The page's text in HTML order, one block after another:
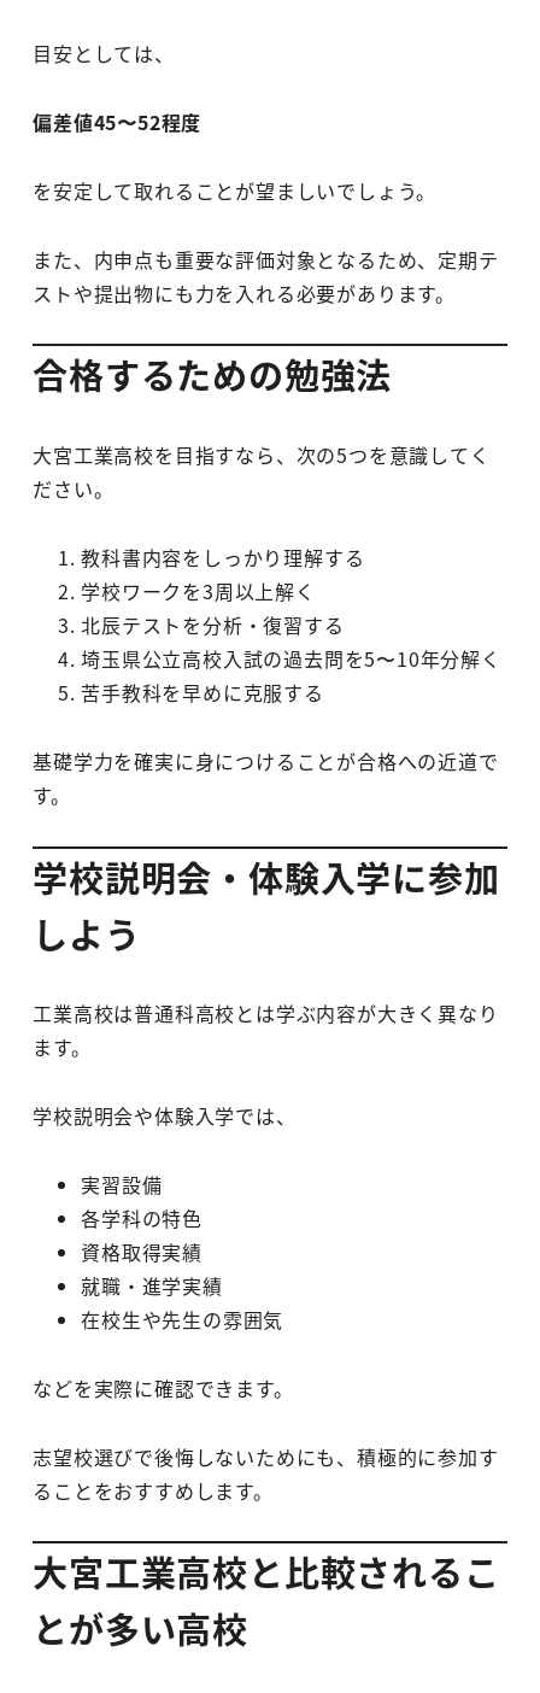
目安としては、
偏差値45〜52程度
を安定して取れることが望ましいでしょう。
また、内申点も重要な評価対象となるため、定期テ
ストや提出物にも力を入れる必要があります。
合格するための勉強法
大宮工業高校を目指すなら、次の5つを意識してく
ださい。
教科書内容をしっかり理解する
学校ワークを3周以上解く
北辰テストを分析・復習する
埼玉県公立高校入試の過去問を5〜10年分解く
苦手教科を早めに克服する
基礎学力を確実に身につけることが合格への近道で
す。
学校説明会・体験入学に参加
しよう
工業高校は普通科高校とは学ぶ内容が大きく異なり
ます。
学校説明会や体験入学では、
実習設備
各学科の特色
資格取得実績
就職・進学実績
在校生や先生の雰囲気
などを実際に確認できます。
志望校選びで後悔しないためにも、積極的に参加す
ることをおすすめします。
大宮工業高校と比較されるこ
とが多い高校